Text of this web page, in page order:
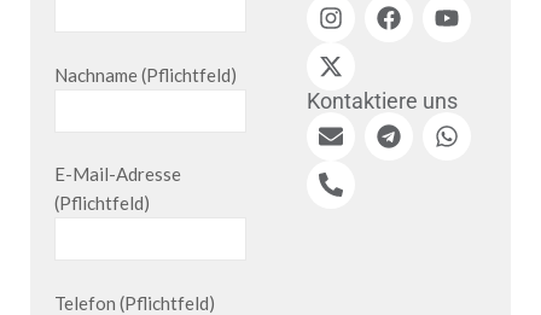
Nachname (Pflichtfeld)
E-Mail-Adresse
(Pflichtfeld)
Telefon (Pflichtfeld)
Kontaktiere uns